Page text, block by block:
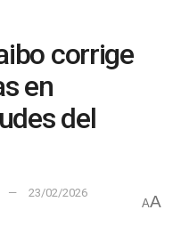
corrige
en
del
23/02/2026
AA